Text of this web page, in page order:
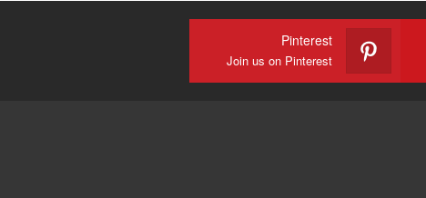
Pinterest
Join us on Pinterest